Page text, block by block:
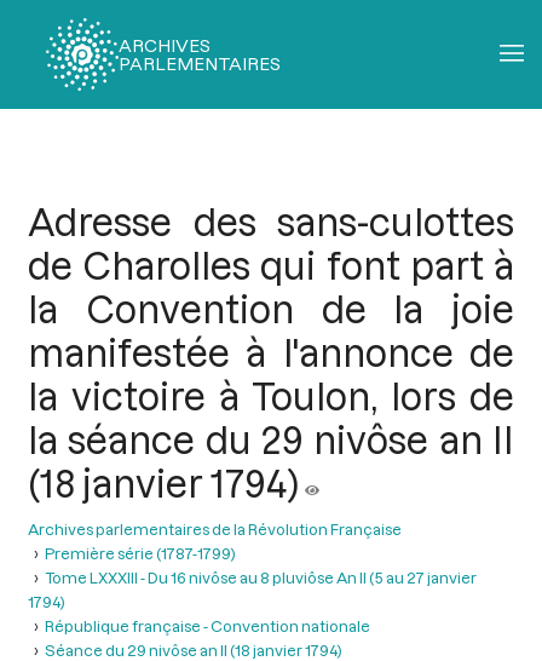
ARCHIVES
PARLEMENTAIRES
Adresse des sans-culottes
de Charolles qui font part à
la Convention de la joie
manifestée à l'annonce de
la victoire à Toulon, lors de
la séance du 29 nivôse an II
(18 janvier 1794)
Archives parlementaires de la Révolution Française
Première série (1787-1799)
Tome LXXXIII - Du 16 nivôse au 8 pluviôse An II (5 au 27 janvier
1794)
République française - Convention nationale
Séance du 29 nivôse an II (18 janvier 1794)